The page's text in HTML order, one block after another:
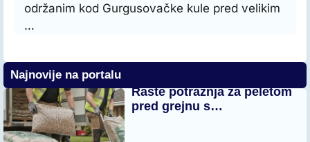
održanim kod Gurgusovačke kule pred velikim
…
Najnovije na portalu
Raste potražnja za peletom
pred grejnu s…